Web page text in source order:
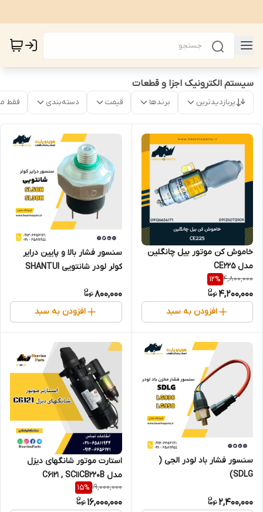
سیستم الکترونیک اجزا و قطعات
پربازدیدترین برندها قیمت دسته‌بندی فقط
خاموش کن موتور بیل چانگلین
مدل CE225
4,800,000
12%
4,200,000
افزودن به سبد
سنسور فشار بالا و پایین درایر
کولر لودر شانتویی SHANTUI
800,000
افزودن به سبد
سنسور فشار باد لودر الجی (
SDLG)
2,400,000
استارت موتور شانگهای دیزل
مدل C6121 , SC11CB220B
19,000,000
15%
16,000,000